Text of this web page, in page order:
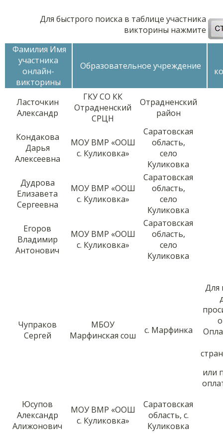
Для быстрого поиска в таблице участника
викторины нажмите
Фамилия Имя
участника
онлайн-
викторины
Образовательное учреждение
Ласточкин
Александр
ГКУ СО КК
Отрадненский
СРЦН
Отрадненский
район
Кондакова
Дарья
Алексеевна
МОУ ВМР «ООШ
с. Куликовка»
Саратовская
область,
село
Куликовка
Дудрова
Елизавета
Сергеевна
МОУ ВМР «ООШ
с. Куликовка»
Саратовская
область,
село
Куликовка
Егоров
Владимир
Антонович
МОУ ВМР «ООШ
с. Куликовка»
Саратовская
область,
село
Куликовка
Чупраков
Сергей
МБОУ
Марфинская сош
с. Марфинка
Для
или
Юсупов
Александр
Алижонович
МОУ ВМР «ООШ
с. Куликовка»
Саратовская
область, с.
Куликовка